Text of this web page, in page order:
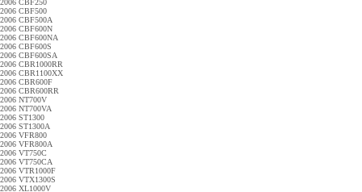
2006 CBF250
2006 CBF500
2006 CBF500A
2006 CBF600N
2006 CBF600NA
2006 CBF600S
2006 CBF600SA
2006 CBR1000RR
2006 CBR1100XX
2006 CBR600F
2006 CBR600RR
2006 NT700V
2006 NT700VA
2006 ST1300
2006 ST1300A
2006 VFR800
2006 VFR800A
2006 VT750C
2006 VT750CA
2006 VTR1000F
2006 VTX1300S
2006 XL1000V